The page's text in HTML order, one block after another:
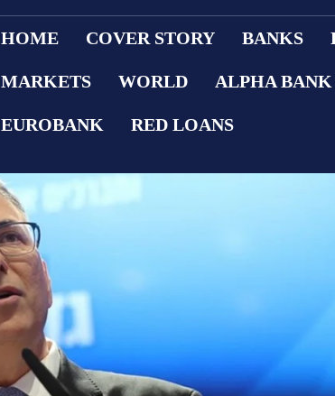
HOME COVER STORY BANKS
MARKETS WORLD ALPHA BANK
EUROBANK RED LOANS